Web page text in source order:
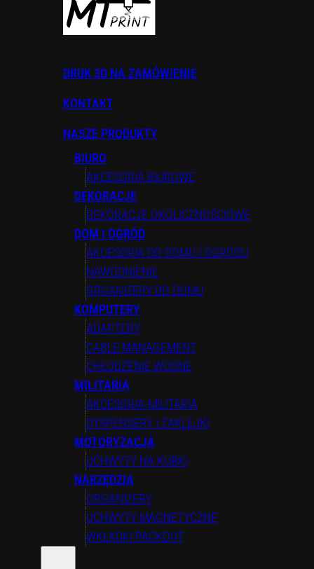
DRUK 3D NA ZAMÓWIENIE
KONTAKT
NASZE PRODUKTY
BIURO
AKCESORIA BIUROWE
DEKORACJE
DEKORACJE OKOLICZNOŚCIOWE
DOM I OGRÓD
AKCESORIA DO DOMU I OGRODU
NAWODNIENIE
ORGANIZERY DO DOMU
KOMPUTERY
ADAPTERY
CABLE MANAGEMENT
CHŁODZENIE WODNE
MILITARIA
AKCESORIA-MILITARIA
DYSPENSERY I ZAKLEJKI
MOTORYZACJA
UCHWYTY NA KUBKI
NARZĘDZIA
ORGANIZERY
UCHWYTY MAGNETYCZNE
WKŁADKI PACKOUT